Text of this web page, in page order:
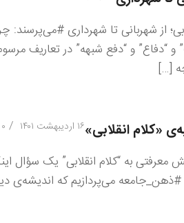
از شهربانی تا شهرداری
و “دفاع” و “دفع شبهه” در تعاریف
[…]
«کلام انقلابی»۱۶ اردیبهشت ۱۴۰۱ / ۰ دیدگاه
به “کلام انقلابی” یک سؤال
می‌پردازیم که